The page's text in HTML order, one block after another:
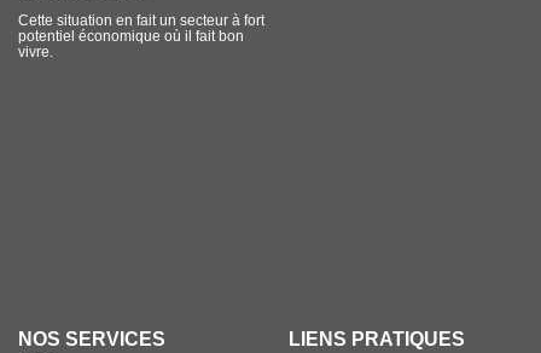
Cette situation en fait un secteur à fort
potentiel économique où il fait bon
vivre.
NOS SERVICES LIENS PRATIQUES